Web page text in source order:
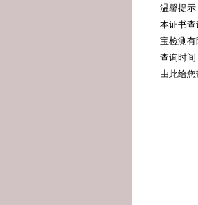
温馨提示
本证书
宝检测有
查询时间
由此给